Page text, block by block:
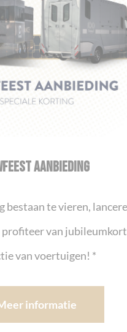
AANBIEDING
bestaan te vieren,
profiteer van
van voertuigen! *
informatie